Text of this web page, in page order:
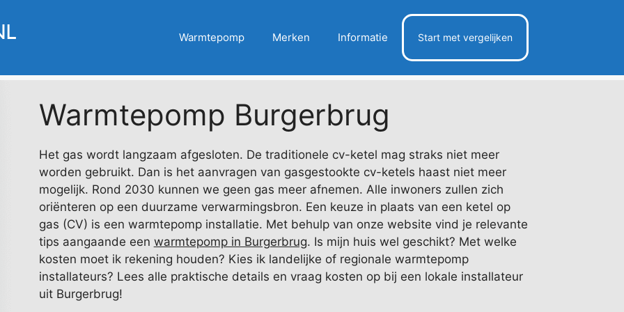
Warmtepomp Merken Informatie Start met vergelijken
Warmtepomp Burgerbrug
Het gas wordt langzaam afgesloten. De traditionele cv-ketel mag straks niet meer
worden gebruikt. Dan is het aanvragen van gasgestookte cv-ketels haast niet meer
mogelijk. Rond 2030 kunnen we geen gas meer afnemen. Alle inwoners zullen zich
oriënteren op een duurzame verwarmingsbron. Een keuze in plaats van een ketel op
gas (CV) is een warmtepomp installatie. Met behulp van onze website vind je relevante
tips aangaande een warmtepomp in Burgerbrug. Is mijn huis wel geschikt? Met welke
kosten moet ik rekening houden? Kies ik landelijke of regionale warmtepomp
installateurs? Lees alle praktische details en vraag kosten op bij een lokale installateur
uit Burgerbrug!